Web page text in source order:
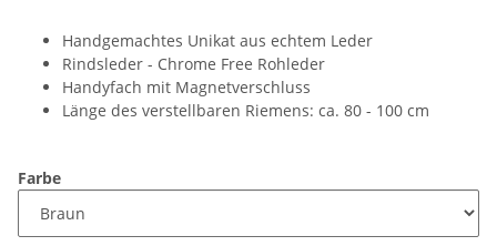
Handgemachtes Unikat aus echtem Leder
Rindsleder - Chrome Free Rohleder
Handyfach mit Magnetverschluss
Länge des verstellbaren Riemens: ca. 80 - 100 cm
Farbe